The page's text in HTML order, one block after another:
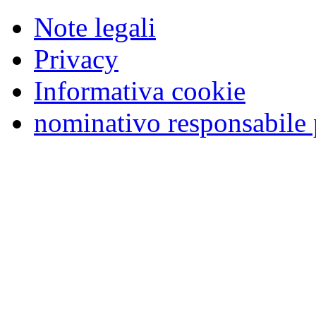
Note legali
Privacy
Informativa cookie
nominativo